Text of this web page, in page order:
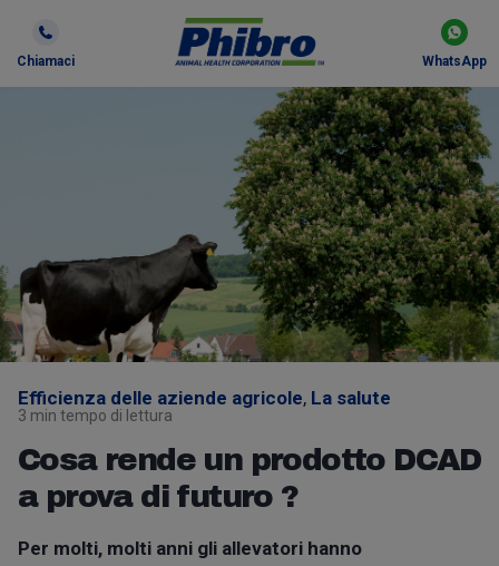
Chiamaci WhatsApp
Efficienza delle aziende agricole, La salute
3 min tempo di lettura
Cosa rende un prodotto DCAD
a prova di futuro ?
Per molti, molti anni gli allevatori hanno